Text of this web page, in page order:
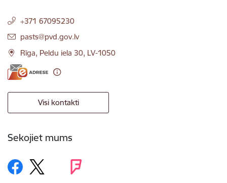
+371 67095230
E-pasts:
pasts@pvd.gov.lv
Rīga, Peldu iela 30, LV-1050
Visi kontakti
Sekojiet mums